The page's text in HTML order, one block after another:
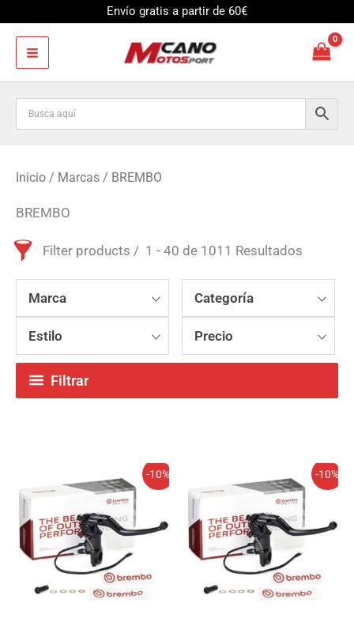
contenido
Envío gratis a partir de 60€
Inicio / Marcas / BREMBO
BREMBO
Filter products 1 - 40 de 1011 Resultados
Marca Categoría
Estilo Precio
Filtrar
-10%
precio
original
era:
1.071,01€.
El
precio
963,91€.
-10%
precio
original
era:
1.071,01€.
El
precio
963,91€.